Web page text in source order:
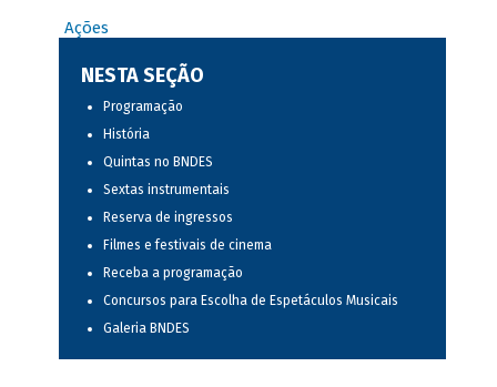
Ações
NESTA SEÇÃO
Programação
História
Quintas no BNDES
Sextas instrumentais
Reserva de ingressos
Filmes e festivais de cinema
Receba a programação
Concursos para Escolha de Espetáculos Musicais
Galeria BNDES